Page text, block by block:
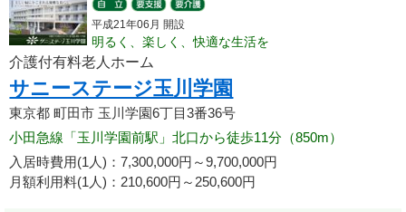
平成21年06月 開設
明るく、楽しく、快適な生活を
介護付有料老人ホーム
サニーステージ玉川学園
東京都 町田市 玉川学園6丁目3番36号
小田急線「玉川学園前駅」北口から徒歩11分（850m）
入居時費用(1人)：7,300,000円～9,700,000円
月額利用料(1人)：210,600円～250,600円